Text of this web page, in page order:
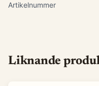
Artikelnummer
Liknande